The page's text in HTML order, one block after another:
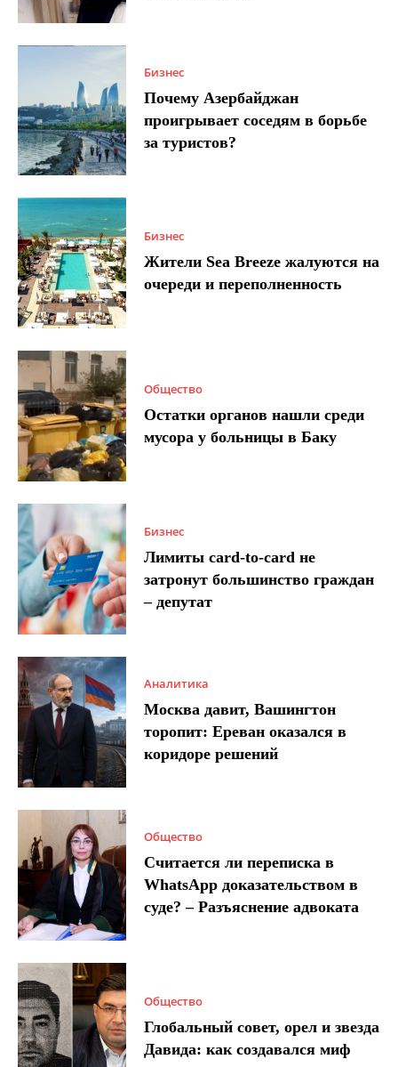
Бизнес
Почему Азербайджан
проигрывает соседям в борьбе
за туристов?
Бизнес
Жители Sea Breeze жалуются на
очереди и переполненность
Общество
Остатки органов нашли среди
мусора у больницы в Баку
Бизнес
Лимиты card-to-card не
затронут большинство граждан
– депутат
Аналитика
Москва давит, Вашингтон
торопит: Ереван оказался в
коридоре решений
Общество
Считается ли переписка в
WhatsApp доказательством в
суде? – Разъяснение адвоката
Общество
Глобальный совет, орел и звезда
Давида: как создавался миф